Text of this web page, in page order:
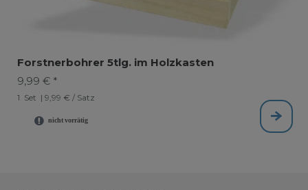
Forstnerbohrer 5tlg. im Holzkasten
9,99 € *
1 Set | 9,99 € / Satz